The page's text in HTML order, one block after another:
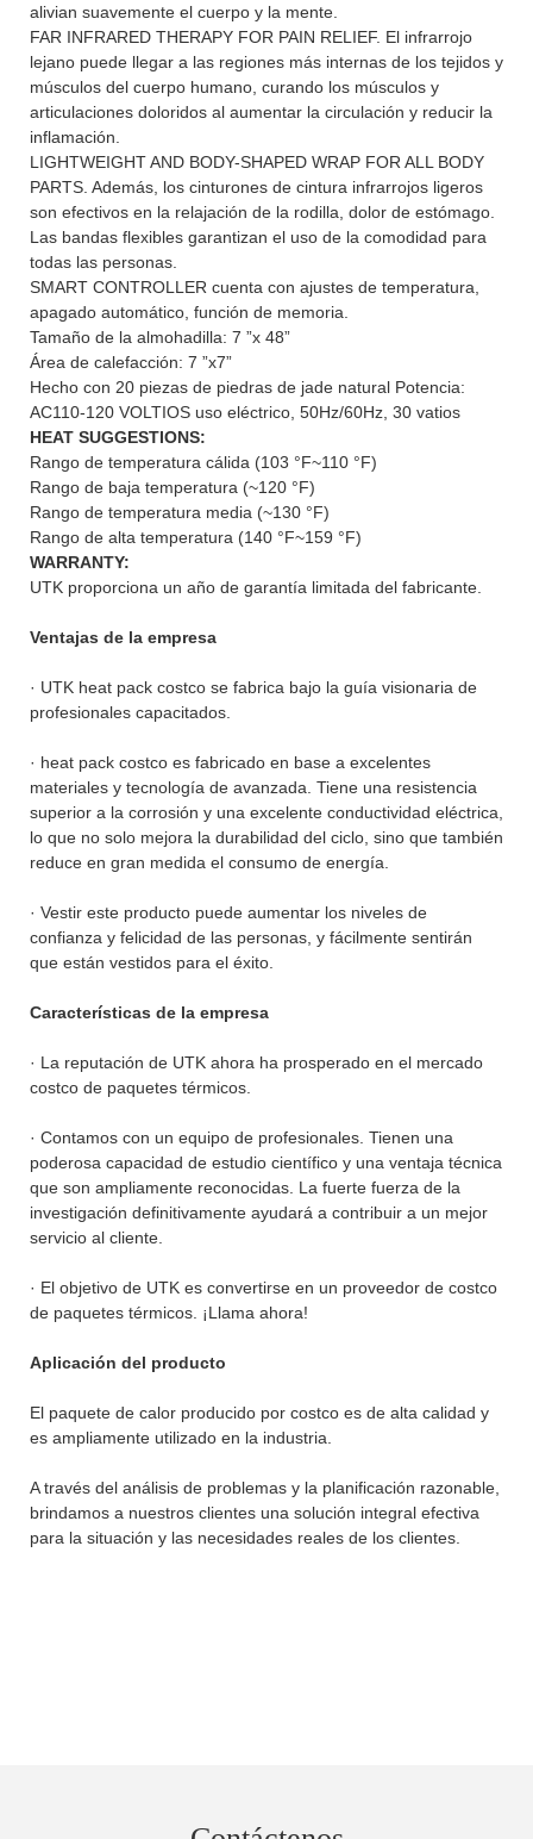
alivian suavemente el cuerpo y la mente.
FAR INFRARED THERAPY FOR PAIN RELIEF. El infrarrojo
lejano puede llegar a las regiones más internas de los tejidos y
músculos del cuerpo humano, curando los músculos y
articulaciones doloridos al aumentar la circulación y reducir la
inflamación.
LIGHTWEIGHT AND BODY-SHAPED WRAP FOR ALL BODY
PARTS. Además, los cinturones de cintura infrarrojos ligeros
son efectivos en la relajación de la rodilla, dolor de estómago.
Las bandas flexibles garantizan el uso de la comodidad para
todas las personas.
SMART CONTROLLER cuenta con ajustes de temperatura,
apagado automático, función de memoria.
Tamaño de la almohadilla: 7 ”x 48”
Área de calefacción: 7 ”x7”
Hecho con 20 piezas de piedras de jade natural Potencia:
AC110-120 VOLTIOS uso eléctrico, 50Hz/60Hz, 30 vatios
HEAT SUGGESTIONS:
Rango de temperatura cálida (103 °F~110 °F)
Rango de baja temperatura (~120 °F)
Rango de temperatura media (~130 °F)
Rango de alta temperatura (140 °F~159 °F)
WARRANTY:
UTK proporciona un año de garantía limitada del fabricante.
Ventajas de la empresa
· UTK heat pack costco se fabrica bajo la guía visionaria de
profesionales capacitados.
· heat pack costco es fabricado en base a excelentes
materiales y tecnología de avanzada. Tiene una resistencia
superior a la corrosión y una excelente conductividad eléctrica,
lo que no solo mejora la durabilidad del ciclo, sino que también
reduce en gran medida el consumo de energía.
· Vestir este producto puede aumentar los niveles de
confianza y felicidad de las personas, y fácilmente sentirán
que están vestidos para el éxito.
Características de la empresa
· La reputación de UTK ahora ha prosperado en el mercado
costco de paquetes térmicos.
· Contamos con un equipo de profesionales. Tienen una
poderosa capacidad de estudio científico y una ventaja técnica
que son ampliamente reconocidas. La fuerte fuerza de la
investigación definitivamente ayudará a contribuir a un mejor
servicio al cliente.
· El objetivo de UTK es convertirse en un proveedor de costco
de paquetes térmicos. ¡Llama ahora!
Aplicación del producto
El paquete de calor producido por costco es de alta calidad y
es ampliamente utilizado en la industria.
A través del análisis de problemas y la planificación razonable,
brindamos a nuestros clientes una solución integral efectiva
para la situación y las necesidades reales de los clientes.